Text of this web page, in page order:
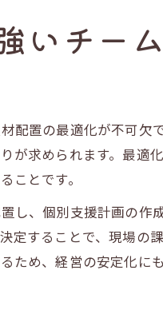
いチー
配置の最適化が不可
が求められます。最
ことです。
し、個別支援計画の
定することで、現場の
め、経営の安定化にも